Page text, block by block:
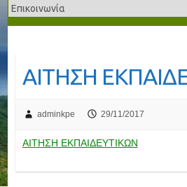
ΑΙΤΗΣΗ
adminkpe 29/11/2017
ΑΙΤΗΣΗ ΕΚΠΑΙΔΕΥΤΙΚΩΝ